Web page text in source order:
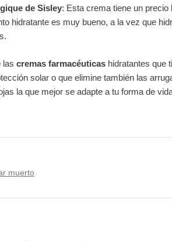
de Sisley: Esta crema tiene un precio
hidratante es muy bueno, a la vez que
las cremas farmacéuticashidratantes que
solar o que elimine también las
la que mejor se adapte a tu forma de
muerto